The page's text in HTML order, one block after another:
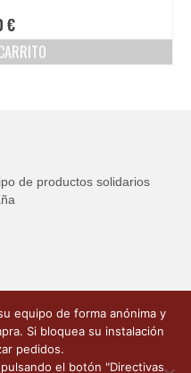
€
de productos solidarios
equipo de forma anónima y
Si bloquea su instalación
pedidos.
el botón "Directivas